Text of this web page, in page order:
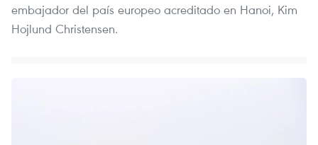
embajador del país europeo acreditado en Hanoi, Kim
Hojlund Christensen.